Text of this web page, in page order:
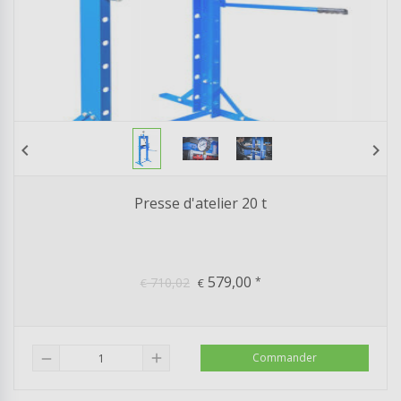
chevron_left chevron_right
Presse d'atelier 20 t
€710,02 €579,00 *
remove add Commander